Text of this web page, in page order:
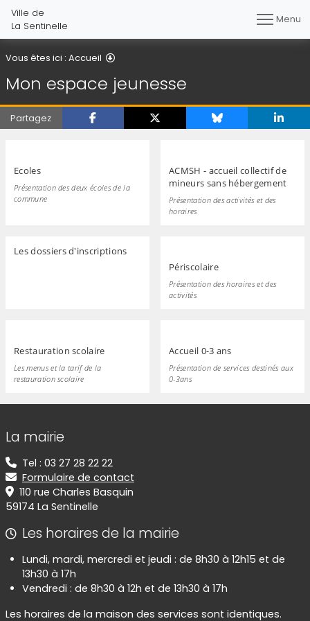
Ville de
La Sentinelle
Menu
Vous êtes ici : Accueil
Mon espace jeunesse
Partagez
Ecoles
Présentation des deux écoles de la
commune
ACMSH - accueil collectif de
mineurs sans hébergement
Présentation des activités et des
horaires
Les dossiers d'inscriptions
Périscolaire
Présentation des horaires et des
activités
Restauration scolaire
Les menus et la tarif de la
restauration scolaire
Accueil 0-3 ans
Présentation de services destinés aux
0-3ans
Informations de contact
La mairie
Tel : 03 27 28 22 22
Formulaire de contact
110 rue Charles Basquin
59174 La Sentinelle
Les horaires de la mairie
Lundi, mardi, mercredi et jeudi : de 8h30 à 12h15 et de
13h30 à 17h
Vendredi : de 8h30 à 12h et de 13h30 à 17h
Les horaires de la maison des services sont identiques.